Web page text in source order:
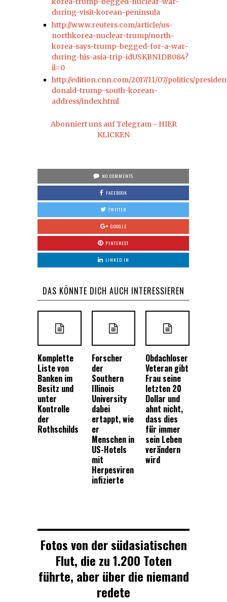
during-visit-korean-peninsula
http://www.reuters.com/article/us-
northkorea-nuclear-trump/north-
korea-says-trump-begged-for-a-war-
during-his-asia-trip-idUSKBN1DB084?
il=0
http://edition.cnn.com/2017/11/07/politics/
donald-trump-south-korean-
address/index.html
Abonniert uns auf Telegram - HIER
KLICKEN
NO COMMENTS
FACEBOOK
TWITTER
GOOGLE
PINTEREST
LINKED IN
DAS KÖNNTE DICH AUCH INTERESSIEREN
Komplette
Liste von
Banken im
Besitz und
unter
Kontrolle
der
Rothschilds
Forscher
der
Southern
Illinois
University
dabei
ertappt, wie
er
Menschen in
US-Hotels
mit
Herpesviren
infizierte
Obdachloser
Veteran gibt
Frau seine
letzten 20
Dollar und
ahnt nicht,
dass dies
für immer
sein Leben
verändern
wird
Fotos von der südasiatischen
Flut, die zu 1.200 Toten
führte, aber über die niemand
redete